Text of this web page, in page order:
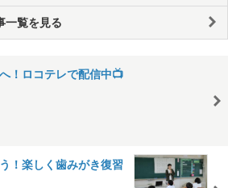
一覧を見る
！ロコテレで配信中📺
！楽しく歯みがき復習